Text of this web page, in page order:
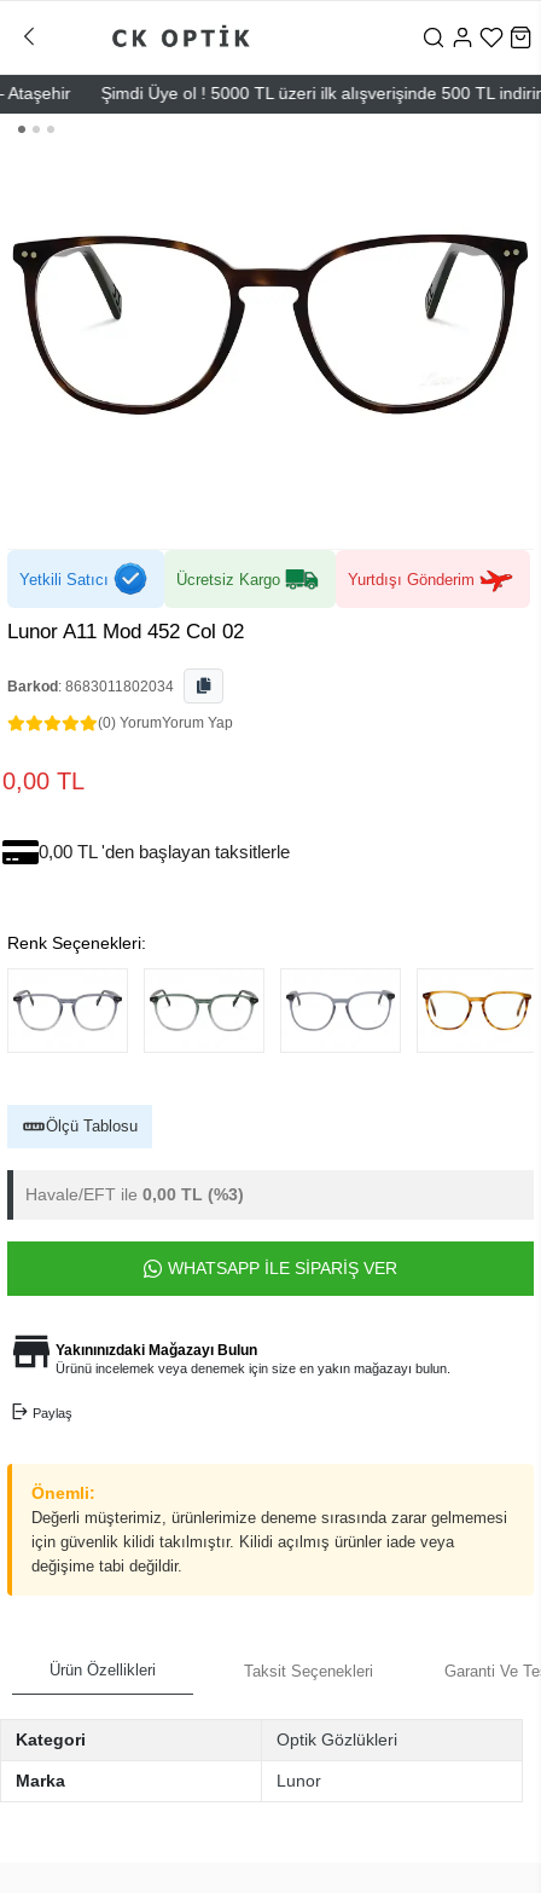
Şimdi Üye ol ! 5000 TL üzeri ilk alışverişinde 500 TL indirim
Yetkili Satıcı Ücretsiz Kargo Yurtdışı Gönderim
Lunor A11 Mod 452 Col 02
Barkod : 8683011802034
(0) YorumYorum Yap
0,00 TL
0,00 TL 'den başlayan taksitlerle
Renk Seçenekleri:
Ölçü Tablosu
Havale/EFT ile 0,00 TL (%3)
WHATSAPP İLE SİPARİŞ VER
Yakınınızdaki Mağazayı Bulun
Ürünü incelemek veya denemek için size en yakın mağazayı bulun.
Paylaş
Önemli:
Değerli müşterimiz, ürünlerimize deneme sırasında zarar gelmemesi
için güvenlik kilidi takılmıştır. Kilidi açılmış ürünler iade veya
değişime tabi değildir.
Ürün Özellikleri Taksit Seçenekleri Garanti Ve
Kategori Optik Gözlükleri
Marka Lunor